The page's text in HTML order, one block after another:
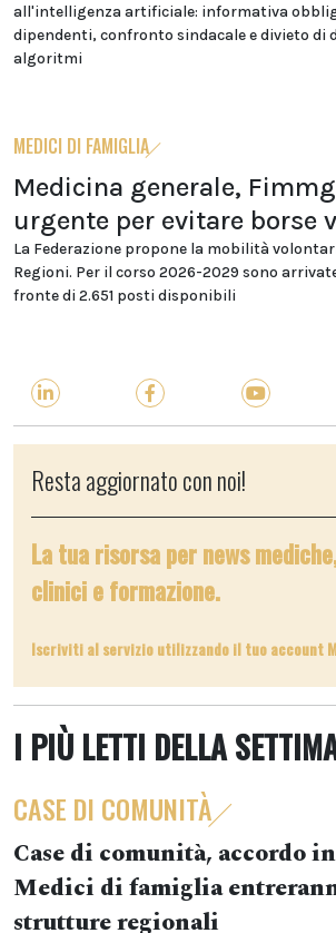
all'intelligenza artificiale: informativa
dipendenti, confronto sindacale e divieto di
algoritmi
MEDICI DI FAMIGLIA
Medicina generale,
urgente per evitare borse
La Federazione propone la mobilità
Regioni. Per il corso 2026-2029 sono
fronte di 2.651 posti disponibili
Resta aggiornato con noi!
La tua risorsa per news
clinici e formazione.
Iscriviti al servizio utilizzando il tuo account
I PIÙ LETTI DELLA
CASE DI COMUNITÀ
Case di comunità, accordo
Medici di famiglia
strutture regionali